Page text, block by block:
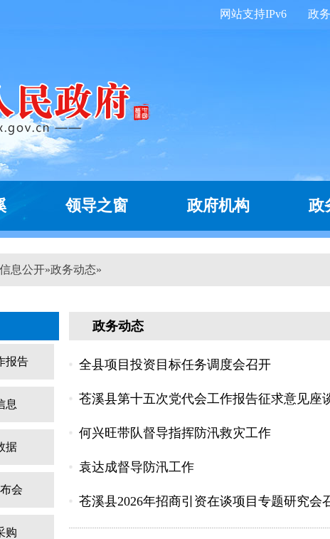
政
网站支持IPv6
领导之窗 政府机构 政
息公开»政务动态»
报告
息
据
会
购
政务动态
全县项目投资目标任务调度会召开
苍溪县第十五次党代会工作报告征求意见座
何兴旺带队督导指挥防汛救灾工作
袁达成督导防汛工作
苍溪县2026年招商引资在谈项目专题研究会